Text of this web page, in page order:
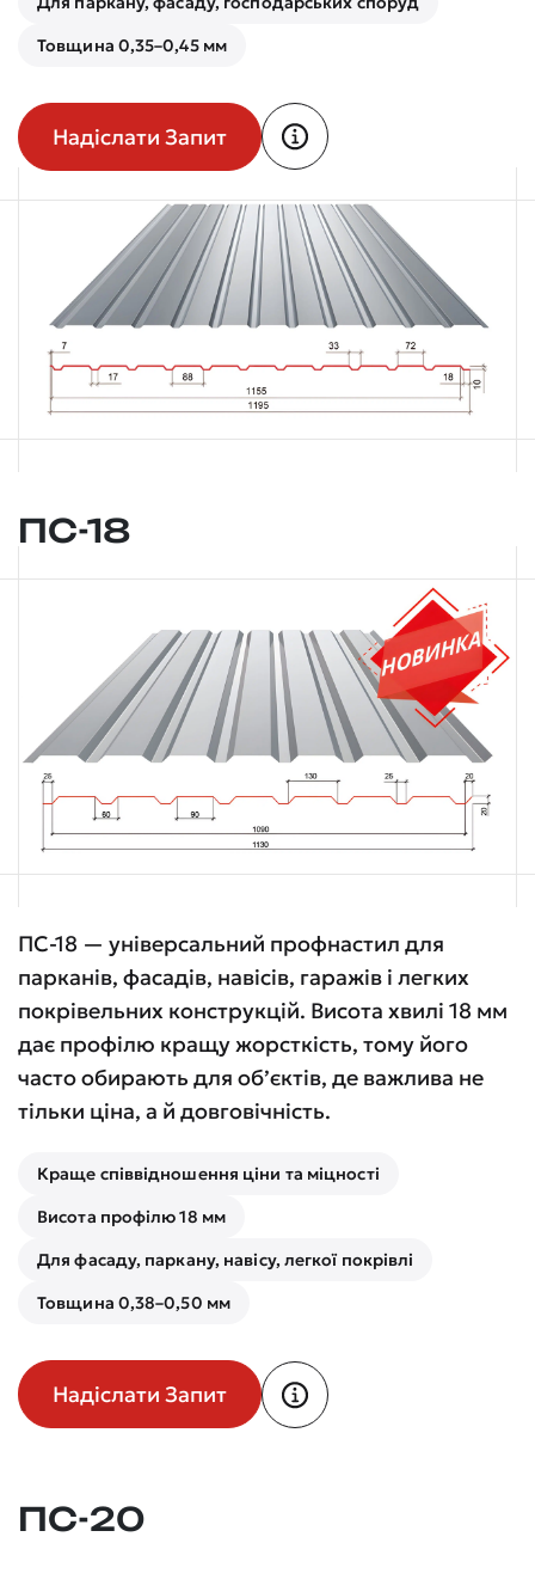
Товщина 0,35–0,45 мм
Надіслати Запит
ПС-18
ПС-18 — універсальний профнастил для
парканів, фасадів, навісів, гаражів і легких
покрівельних конструкцій. Висота хвилі 18 мм
дає профілю кращу жорсткість, тому його
часто обирають для об’єктів, де важлива не
тільки ціна, а й довговічність.
Краще співвідношення ціни та міцності
Висота профілю 18 мм
Для фасаду, паркану, навісу, легкої покрівлі
Товщина 0,38–0,50 мм
Надіслати Запит
ПС-20